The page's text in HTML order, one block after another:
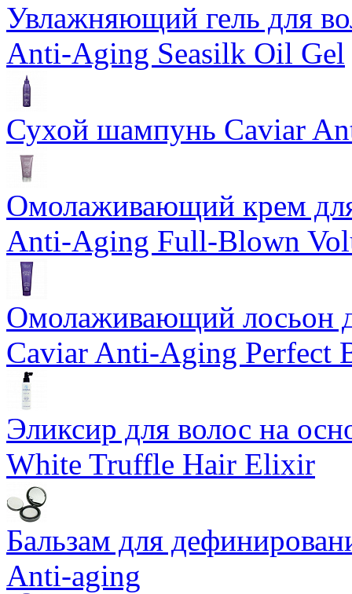
Увлажняющий гель для
Anti-Aging Seasilk Oil Gel
Сухой шампунь Caviar
Омолаживающий крем
Anti-Aging Full-Blown
Омолаживающий лосьон
Caviar Anti-Aging Perfect
Эликсир для волос на
White Truffle Hair Elixir
Бальзам для
Anti-aging